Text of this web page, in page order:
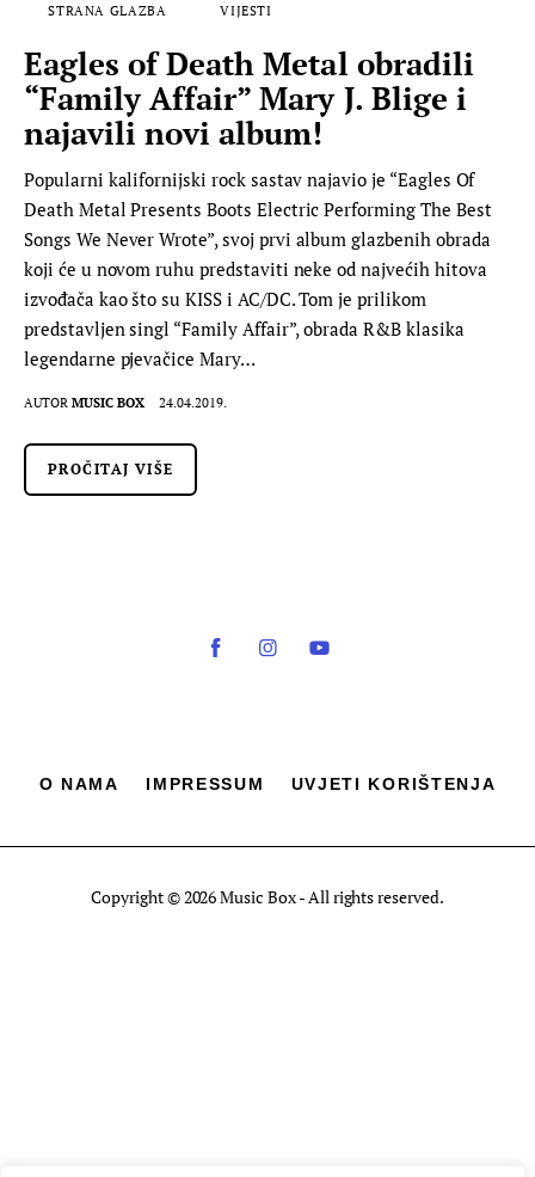
STRANA GLAZBA VIJESTI
Eagles of Death Metal obradili
“Family Affair” Mary J. Blige i
najavili novi album!
Popularni kalifornijski rock sastav najavio je “Eagles Of
Death Metal Presents Boots Electric Performing The Best
Songs We Never Wrote”, svoj prvi album glazbenih obrada
koji će u novom ruhu predstaviti neke od najvećih hitova
izvođača kao što su KISS i AC/DC. Tom je prilikom
predstavljen singl “Family Affair”, obrada R&B klasika
legendarne pjevačice Mary…
AUTOR MUSIC BOX 24.04.2019.
PROČITAJ VIŠE
O NAMA IMPRESSUM UVJETI KORIŠTENJA
Copyright © 2026 Music Box - All rights reserved.